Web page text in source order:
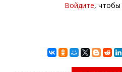
Войдите, чтобы